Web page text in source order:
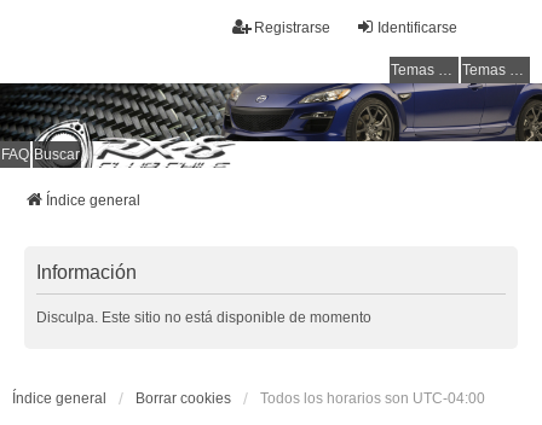
Identificarse
Registrarse
Temas sin respuesta Temas activos
Welcome to all rotarys !!!
FAQ Buscar
Índice general
Información
Disculpa. Este sitio no está disponible de momento
Índice general Borrar cookies Todos los horarios son UTC-04:00